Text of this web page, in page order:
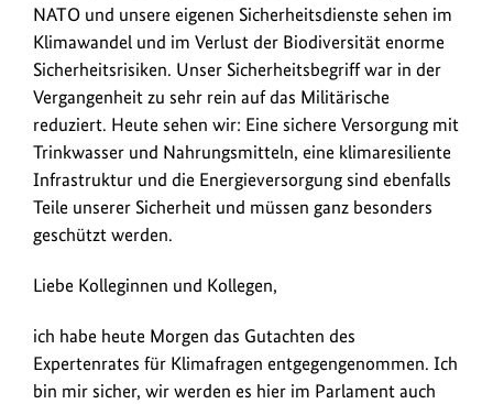
NATO und unsere eigenen Sicherheitsdienste sehen im
Klimawandel und im Verlust der Biodiversität enorme
Sicherheitsrisiken. Unser Sicherheitsbegriff war in der
Vergangenheit zu sehr rein auf das Militärische
reduziert. Heute sehen wir: Eine sichere Versorgung mit
Trinkwasser und Nahrungsmitteln, eine klimaresiliente
Infrastruktur und die Energieversorgung sind ebenfalls
Teile unserer Sicherheit und müssen ganz besonders
geschützt werden.
Liebe Kolleginnen und Kollegen,
ich habe heute Morgen das Gutachten des
Expertenrates für Klimafragen entgegengenommen. Ich
bin mir sicher, wir werden es hier im Parlament auch